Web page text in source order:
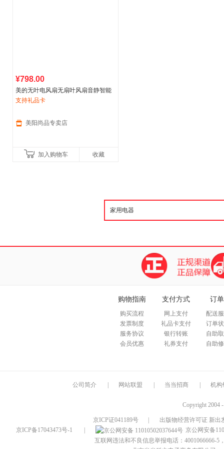
¥798.00
美的无叶电风扇无扇叶风扇音静智能
语音直立式落地扇新款
支持礼品卡
美阳尚品专卖店
加入购物车 收藏
购物指南
购买流程
发票制度
服务协议
会员优惠
支付方式
网上支付
礼品卡支付
银行转账
礼券支付
订
配送
订单
自助
自助
公司简介 网站联盟 当当招商 机构
Copyright 2004
京ICP证041189号
出版物经营许可证 新出
京ICP备17043473号-1
京公网安备
互联网违法和不良信息举报电话：4001066666-5